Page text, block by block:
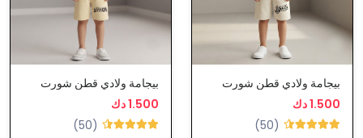
بيجامة ولادي قطن شورت
1.500 دك
(50)
بيجامة ولادي قطن شورت
1.500 دك
(50)